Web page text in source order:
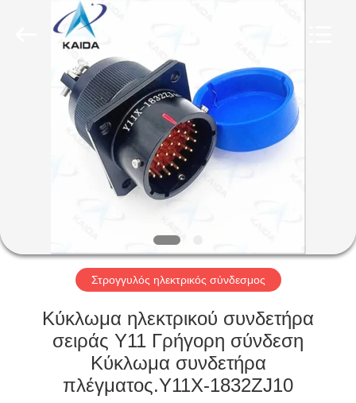
ΠΡΟΪΌΝΤΑ
ΕΜΆΣ
ΕΠΙΣΚΕΨΉ
ΕΡΓΟΣΤΑΣΊΟΥ
ΈΛΕΓΧΟΣ
ΠΟΙΌΤΗΤΑΣ
Στρογγυλός ηλεκτρικός σύνδεσμος
Κύκλωμα ηλεκτρικού συνδετήρα
σειράς Y11 Γρήγορη σύνδεση
Κύκλωμα συνδετήρα
πλέγματος.Y11X-1832ZJ10